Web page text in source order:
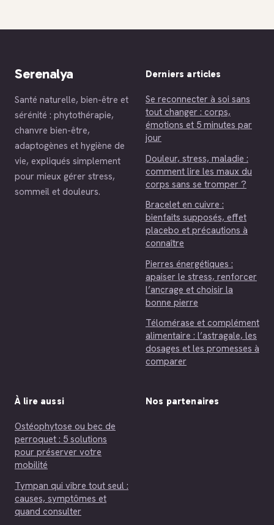
brûler les graisses
Serenalya
Santé naturelle, bien-être et
sérénité : phytothérapie,
chanvre bien-être,
adaptogènes et hygiène de
vie, expliqués simplement
pour mieux gérer stress,
sommeil et douleurs.
Derniers articles
Se reconnecter à soi sans
tout changer : corps,
émotions et 5 minutes par
jour
Douleur, stress, maladie :
comment lire les maux du
corps sans se tromper ?
Bracelet en cuivre :
bienfaits supposés, effet
placebo et précautions à
connaître
Pierres énergétiques :
apaiser le stress, renforcer
l’ancrage et choisir la
bonne pierre
Télomérase et complément
alimentaire : l’astragale, les
dosages et les promesses à
comparer
À lire aussi
Ostéophytose ou bec de
perroquet : 5 solutions
pour préserver votre
mobilité
Tympan qui vibre tout seul :
causes, symptômes et
quand consulter
Nos partenaires